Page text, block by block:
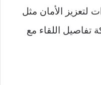
لتعزيز الأمان مثل
تفاصيل اللقاء مع